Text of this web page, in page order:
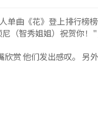
单曲《花》登上排行榜榜
（智秀姐姐）祝贺你
欣赏 他们发出感叹。 另